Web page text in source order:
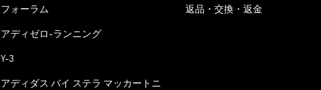
フォーラム
アディゼロ-ランニング
Y-3
アディダス バイ ステラ マッカートニ
返品・交換・返金